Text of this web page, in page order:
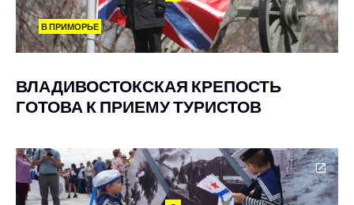
В ПРИМОРЬЕ
ВЛАДИВОСТОКСКАЯ КРЕПОСТЬ
ГОТОВА К ПРИЕМУ ТУРИСТОВ